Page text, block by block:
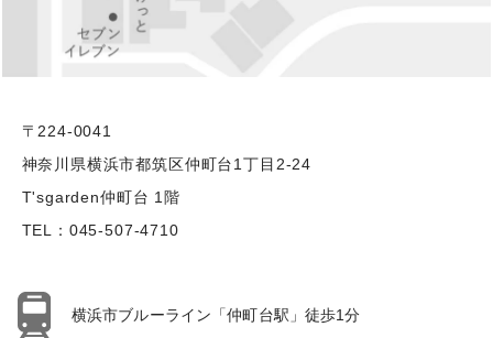
〒224-0041
神奈川県横浜市都筑区仲町台1丁目2-24
T'sgarden仲町台 1階
TEL： 045-507-4710
横浜市ブルーライン「仲町台駅」徒歩1分